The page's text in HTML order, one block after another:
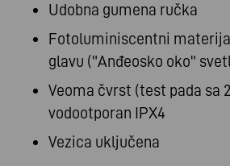
Udobna gumena ručka
Fotoluminiscentni
glavu ("Anđeosko oko"
Veoma čvrst (test pada sa
vodootporan IPX4
Vezica uključena